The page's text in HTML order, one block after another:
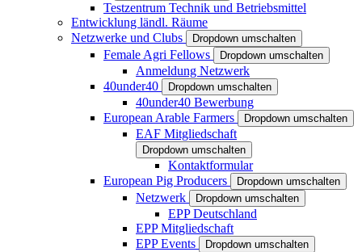
Testzentrum Technik und Betriebsmittel
Entwicklung ländl. Räume
Netzwerke und Clubs
Dropdown umschalten
Female Agri Fellows Dropdown umschalten
Anmeldung Netzwerk
40under40
Dropdown umschalten
40under40 Bewerbung
European Arable Farmers
Dropdown umschalten
EAF Mitgliedschaft
Dropdown umschalten
Kontaktformular
European Pig Producers
Dropdown umschalten
Netzwerk Dropdown umschalten
EPP Deutschland
EPP Mitgliedschaft
EPP Events
Dropdown umschalten